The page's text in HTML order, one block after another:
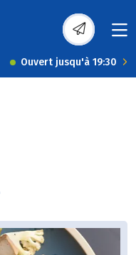
Ouvert jusqu'à 19:30